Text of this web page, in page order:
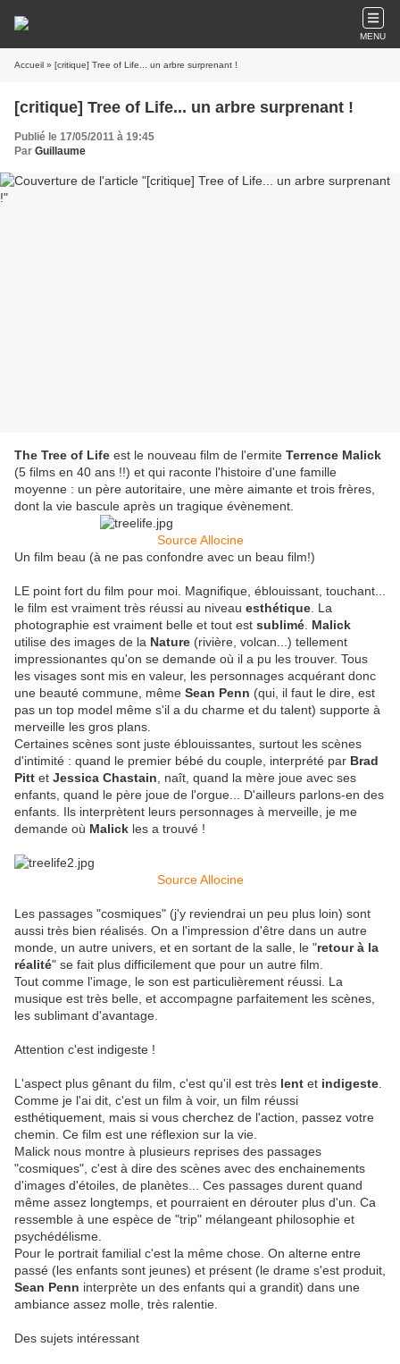
MENU
Accueil » [critique] Tree of Life... un arbre surprenant !
[critique] Tree of Life... un arbre surprenant !
Publié le 17/05/2011 à 19:45
Par Guillaume
The Tree of Life est le nouveau film de l'ermite Terrence Malick
(5 films en 40 ans !!) et qui raconte l'histoire d'une famille
moyenne : un père autoritaire, une mère aimante et trois frères,
dont la vie bascule après un tragique évènement.
Source Allocine
Un film beau (à ne pas confondre avec un beau film!)
LE point fort du film pour moi. Magnifique, éblouissant, touchant...
le film est vraiment très réussi au niveau esthétique . La
photographie est vraiment belle et tout est sublimé Malick
utilise des images de la Nature (rivière, volcan...) tellement
impressionantes qu'on se demande où il a pu les trouver. Tous
les visages sont mis en valeur, les personnages acquérant donc
une beauté commune, même Sean Penn (qui, il faut le dire, est
pas un top model même s'il a du charme et du talent) supporte à
merveille les gros plans.
Certaines scènes sont juste éblouissantes, surtout les scènes
d'intimité : quand le premier bébé du couple, interprété par Brad
Pitt et Jessica Chastain , naît, quand la mère joue avec ses
enfants, quand le père joue de l'orgue... D'ailleurs parlons-en des
enfants. Ils interprètent leurs personnages à merveille, je me
demande où Malick les a trouvé !
Source Allocine
Les passages "cosmiques" (j'y reviendrai un peu plus loin) sont
aussi très bien réalisés. On a l'impression d'être dans un autre
monde, un autre univers, et en sortant de la salle, le "retour à la
réalité" se fait plus difficilement que pour un autre film.
Tout comme l'image, le son est particulièrement réussi. La
musique est très belle, et accompagne parfaitement les scènes,
les sublimant d'avantage.
Attention c'est indigeste !
L'aspect plus gênant du film, c'est qu'il est très lent et indigeste
Comme je l'ai dit, c'est un film à voir, un film réussi
esthétiquement, mais si vous cherchez de l'action, passez votre
chemin. Ce film est une réflexion sur la vie.
Malick nous montre à plusieurs reprises des passages
"cosmiques", c'est à dire des scènes avec des enchainements
d'images d'étoiles, de planètes... Ces passages durent quand
même assez longtemps, et pourraient en dérouter plus d'un. Ca
ressemble à une espèce de "trip" mélangeant philosophie et
psychédélisme.
Pour le portrait familial c'est la même chose. On alterne entre
passé (les enfants sont jeunes) et présent (le drame s'est produit,
Sean Penn interprète un des enfants qui a grandit) dans une
ambiance assez molle, très ralentie.
Des sujets intéressant